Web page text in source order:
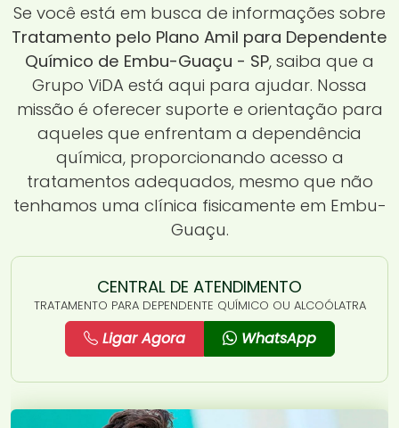
Se você está em busca de informações sobre
Tratamento pelo Plano Amil para Dependente
Químico de Embu-Guaçu - SP, saiba que a
Grupo ViDA está aqui para ajudar. Nossa
missão é oferecer suporte e orientação para
aqueles que enfrentam a dependência
química, proporcionando acesso a
tratamentos adequados, mesmo que não
tenhamos uma clínica fisicamente em Embu-
Guaçu.
CENTRAL DE ATENDIMENTO
TRATAMENTO PARA DEPENDENTE QUÍMICO OU ALCOÓLATRA
Ligar Agora WhatsApp